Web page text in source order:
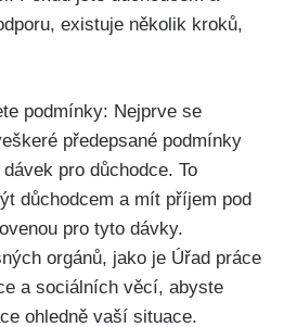
existuje několik kroků,
podmínky: Nejprve se
předepsané podmínky
pro důchodce. To
důchodcem a mít příjem pod
pro tyto dávky.
orgánů, jako je Úřad práce
a sociálních věcí, abyste
ohledně vaší situace.